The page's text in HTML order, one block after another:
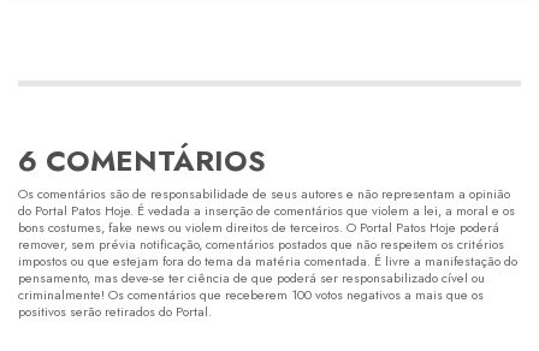
6 COMENTÁRIOS
Os comentários são de responsabilidade de seus autores e não representam a opinião
do Portal Patos Hoje. É vedada a inserção de comentários que violem a lei, a moral e os
bons costumes, fake news ou violem direitos de terceiros. O Portal Patos Hoje poderá
remover, sem prévia notificação, comentários postados que não respeitem os critérios
impostos ou que estejam fora do tema da matéria comentada. É livre a manifestação do
pensamento, mas deve-se ter ciência de que poderá ser responsabilizado cível ou
criminalmente! Os comentários que receberem 100 votos negativos a mais que os
positivos serão retirados do Portal.